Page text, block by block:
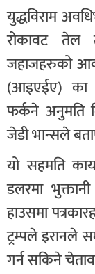
युद्धविराम
रोकावट तेल
जहाजहरुको
(आइएईए) का
फर्कने अनुमति
जेडी भान्सले
यो सहमति
डलरमा
हाउसमा
ट्रम्पले इरानले
गर्न सकिने